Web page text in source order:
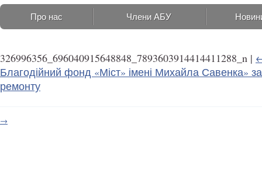
Про нас Члени АБУ
326996356_696040915648848_7893603914414411288_n |
Благодійний фонд «Міст» імені Михайла Савенка»
ремонту
326996356_696040915648848_7893603914414411288_n
→